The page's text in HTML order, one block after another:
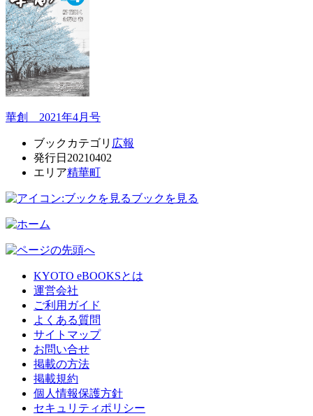
華創 2021年4月号
ブックカテゴリ 広報
発行日 20210402
エリア精華町
ブックを見る
KYOTO eBOOKSとは
運営会社
ご利用ガイド
よくある質問
サイトマップ
お問い合せ
掲載の方法
掲載規約
個人情報保護方針
セキュリティポリシー